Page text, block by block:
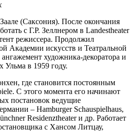
(Саксония). После окончания
с Г.Р. Зеллнером в Landestheater
режиссера. Продолжил
Академии искусств и Театральной
художника-декоратора и
Ульма в 1959 году.
где становится постоянным
С этого момента его начинают
постановок ведущие
– Hamburger Schauspielhaus,
Residenztheater и др. Работает
с Хансом Литцау,